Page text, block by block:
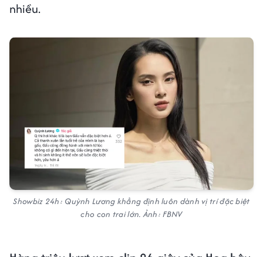
nhiều.
Showbiz 24h: Quỳnh Lương khẳng định luôn dành vị trí đặc biệt
cho con trai lớn. Ảnh: FBNV